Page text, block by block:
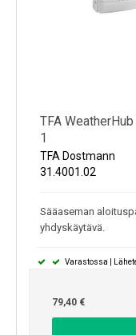
TFA
1
TFA Dostmann
31.4001.02
Sääaseman
yhdyskäytävä.
Varastossa |
79,40 €